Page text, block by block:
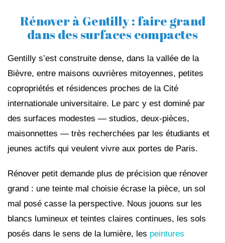
Rénover à Gentilly : faire grand
dans des surfaces compactes
Gentilly s’est construite dense, dans la vallée de la
Bièvre, entre maisons ouvrières mitoyennes, petites
copropriétés et résidences proches de la Cité
internationale universitaire. Le parc y est dominé par
des surfaces modestes — studios, deux-pièces,
maisonnettes — très recherchées par les étudiants et
jeunes actifs qui veulent vivre aux portes de Paris.
Rénover petit demande plus de précision que rénover
grand : une teinte mal choisie écrase la pièce, un sol
mal posé casse la perspective. Nous jouons sur les
blancs lumineux et teintes claires continues, les sols
posés dans le sens de la lumière, les peintures